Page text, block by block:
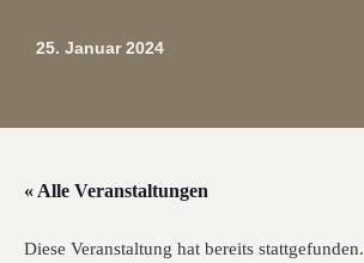
25. Januar 2024
« Alle Veranstaltungen
Diese Veranstaltung hat bereits stattgefunden.